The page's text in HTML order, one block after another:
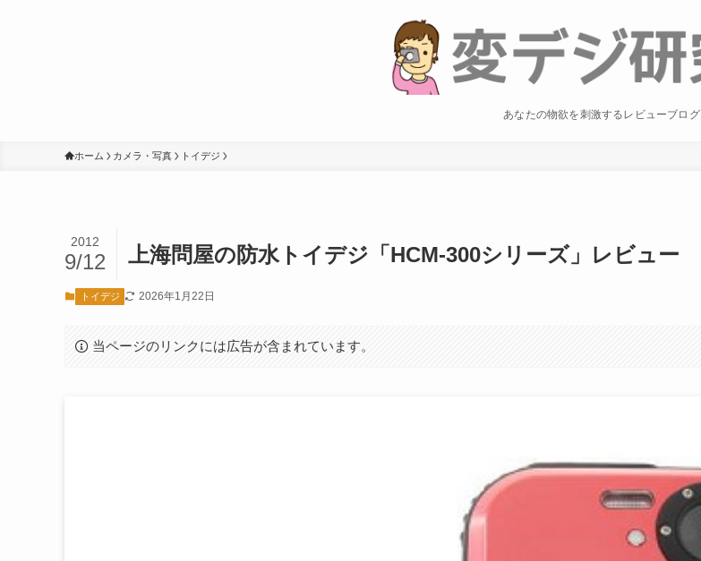
あなたの物欲を刺激するレビューブログ
ホーム カメラ・写真 トイデジ
上海問屋の防水トイデジ「HCM-300シリーズ」レビュー
2012
9/12
トイデジ 2026年1月22日
当ページのリンクには広告が含まれています。